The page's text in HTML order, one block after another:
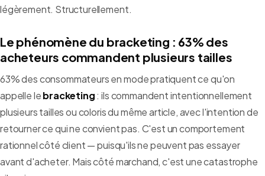
légèrement. Structurellement.
Le phénomène du bracketing : 63% des
acheteurs commandent plusieurs tailles
63% des consommateurs en mode pratiquent ce qu'on
appelle lebracketing: ils commandent intentionnellement
plusieurs tailles ou coloris du même article, avec l'intention de
retourner ce qui ne convient pas. C'est un comportement
rationnel côté client — puisqu'ils ne peuvent pas essayer
avant d'acheter. Mais côté marchand, c'est une catastrophe